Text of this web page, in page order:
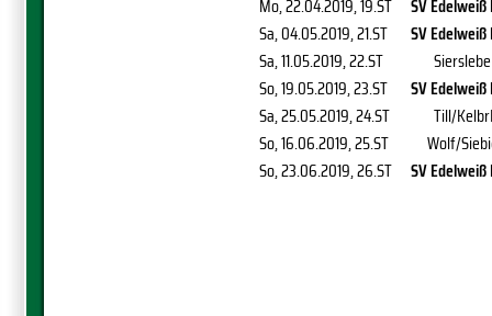
Mo, 22.04.2019, 19.ST
SV Edelweiß
Sa, 04.05.2019, 21.ST
SV Edelweiß
Sa, 11.05.2019, 22.ST
So, 19.05.2019, 23.ST
SV Edelweiß
Sa, 25.05.2019, 24.ST
Till/
So, 16.06.2019, 25.ST
Wolf/
So, 23.06.2019, 26.ST SV Edelweiß